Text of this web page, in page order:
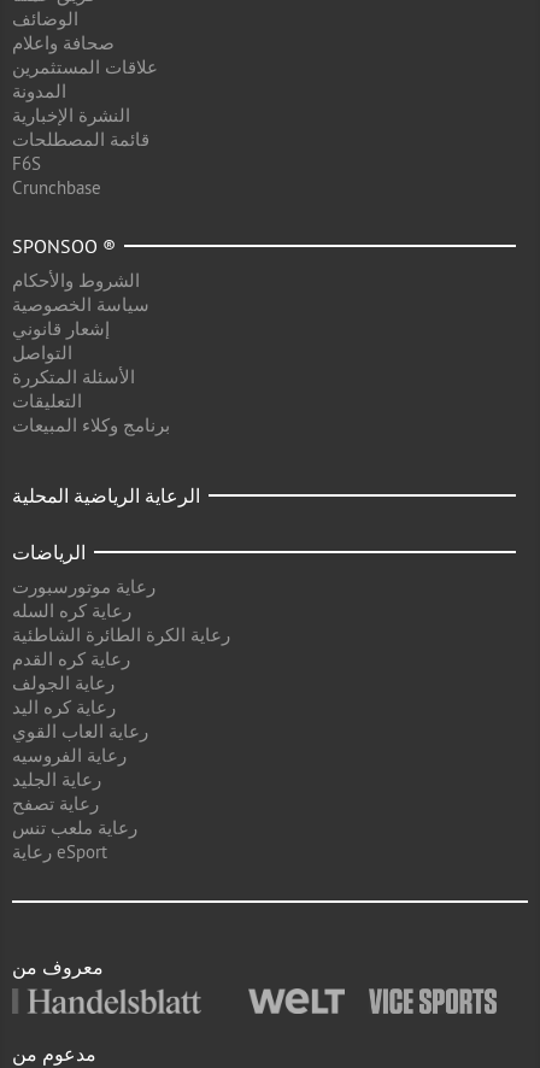
الوضائف
صحافة واعلام
علاقات المستثمرين
المدونة
النشرة الإخبارية
قائمة المصطلحات
F6S
Crunchbase
SPONSOO ®
الشروط والأحكام
سياسة الخصوصية
إشعار قانوني
التواصل
الأسئلة المتكررة
التعليقات
برنامج وكلاء المبيعات
الرعاية الرياضية المحلية
الرياضات
رعاية موتورسبورت
رعاية كره السله
رعاية الكرة الطائرة الشاطئية
رعاية كره القدم
رعاية الجولف
رعاية كره اليد
رعاية العاب القوي
رعاية الفروسيه
رعاية الجليد
رعاية تصفح
رعاية ملعب تنس
رعاية eSport
معروف من
مدعوم من